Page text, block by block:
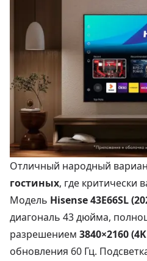
Отличный народный
гостиных, где критически
Модель Hisense 43E66SL
диагональ 43 дюйма,
разрешением 3840×2160
обновления 60 Гц.